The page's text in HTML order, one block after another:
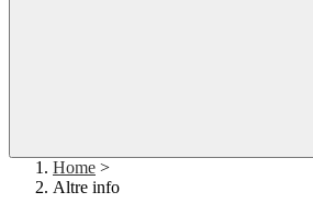
Home >
Altre info